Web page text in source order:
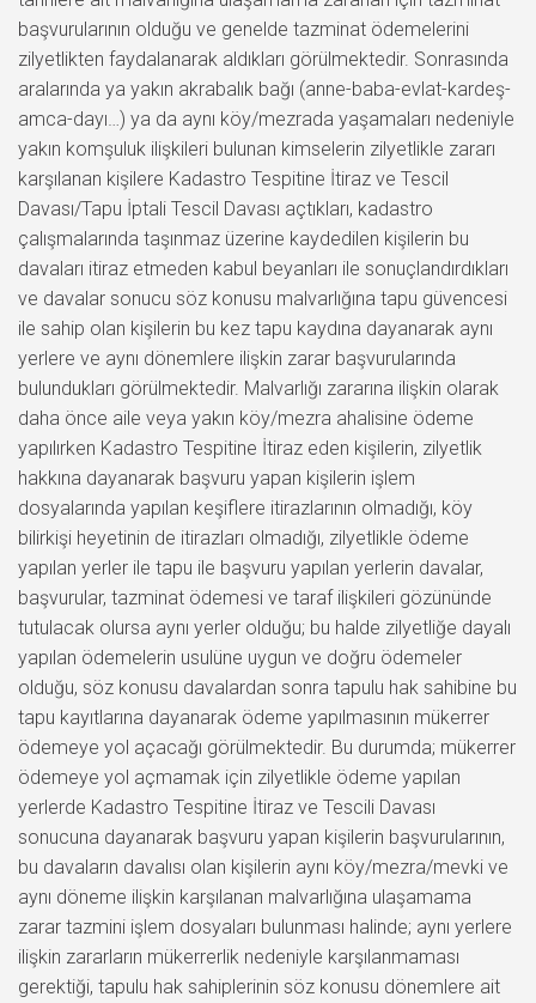
başvurularının olduğu ve genelde tazminat ödemelerini
zilyetlikten faydalanarak aldıkları görülmektedir. Sonrasında
aralarında ya yakın akrabalık bağı (anne-baba-evlat-kardeş-
amca-dayı…) ya da aynı köy/mezrada yaşamaları nedeniyle
yakın komşuluk ilişkileri bulunan kimselerin zilyetlikle zararı
karşılanan kişilere Kadastro Tespitine İtiraz ve Tescil
Davası/Tapu İptali Tescil Davası açtıkları, kadastro
çalışmalarında taşınmaz üzerine kaydedilen kişilerin bu
davaları itiraz etmeden kabul beyanları ile sonuçlandırdıkları
ve davalar sonucu söz konusu malvarlığına tapu güvencesi
ile sahip olan kişilerin bu kez tapu kaydına dayanarak aynı
yerlere ve aynı dönemlere ilişkin zarar başvurularında
bulundukları görülmektedir. Malvarlığı zararına ilişkin olarak
daha önce aile veya yakın köy/mezra ahalisine ödeme
yapılırken Kadastro Tespitine İtiraz eden kişilerin, zilyetlik
hakkına dayanarak başvuru yapan kişilerin işlem
dosyalarında yapılan keşiflere itirazlarının olmadığı, köy
bilirkişi heyetinin de itirazları olmadığı, zilyetlikle ödeme
yapılan yerler ile tapu ile başvuru yapılan yerlerin davalar,
başvurular, tazminat ödemesi ve taraf ilişkileri gözününde
tutulacak olursa aynı yerler olduğu; bu halde zilyetliğe dayalı
yapılan ödemelerin usulüne uygun ve doğru ödemeler
olduğu, söz konusu davalardan sonra tapulu hak sahibine bu
tapu kayıtlarına dayanarak ödeme yapılmasının mükerrer
ödemeye yol açacağı görülmektedir. Bu durumda; mükerrer
ödemeye yol açmamak için zilyetlikle ödeme yapılan
yerlerde Kadastro Tespitine İtiraz ve Tescili Davası
sonucuna dayanarak başvuru yapan kişilerin başvurularının,
bu davaların davalısı olan kişilerin aynı köy/mezra/mevki ve
aynı döneme ilişkin karşılanan malvarlığına ulaşamama
zarar tazmini işlem dosyaları bulunması halinde; aynı yerlere
ilişkin zararların mükerrerlik nedeniyle karşılanmaması
gerektiği, tapulu hak sahiplerinin söz konusu dönemlere ait